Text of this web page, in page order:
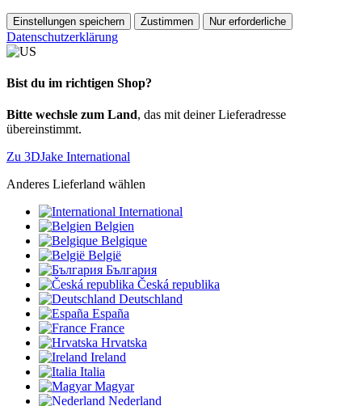
Einstellungen speichern Zustimmen Nur erforderliche
Datenschutzerklärung
Bist du im richtigen Shop?
Bitte wechsle zum Land, das mit deiner Lieferadresse
übereinstimmt.
Zu 3DJake International
Anderes Lieferland wählen
International
Belgien
Belgique
België
България
Česká republika
Deutschland
España
France
Hrvatska
Ireland
Italia
Magyar
Nederland